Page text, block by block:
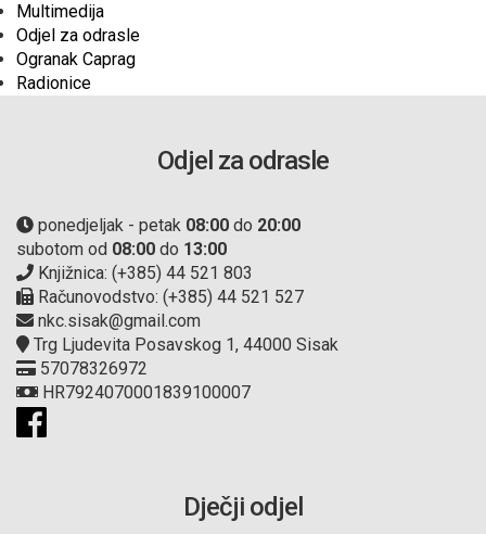
Multimedija
Odjel za odrasle
Ogranak Caprag
Radionice
Odjel za odrasle
ponedjeljak - petak 08:00 do 20:00
subotom od 08:00 do 13:00
Knjižnica: (+385) 44 521 803
Računovodstvo: (+385) 44 521 527
nkc.sisak@gmail.com
Trg Ljudevita Posavskog 1, 44000 Sisak
57078326972
HR7924070001839100007
Dječji odjel